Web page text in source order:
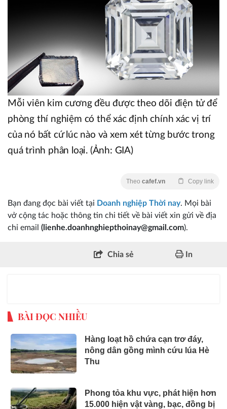
Mỗi viên kim cương đều được theo dõi điện tử để
phòng thí nghiệm có thể xác định chính xác vị trí
của nó bất cứ lúc nào và xem xét từng bước trong
quá trình phân loại. (Ảnh: GIA)
Theo cafef.vn Copy link
Bạn đang đọc bài viết tại Doanh nghiệp Thời nay. Mọi bài
vở cộng tác hoặc thông tin chi tiết về bài viết xin gửi về địa
chỉ email (lienhe.doanhnghiepthoinay@gmail.com).
Chia sẻ In
BÀI ĐỌC NHIỀU
Hàng loạt hồ chứa cạn trơ đáy,
nông dân gồng mình cứu lúa Hè
Thu
Phong tỏa khu vực, phát hiện hơn
15.000 hiện vật vàng, bạc, đồng bị